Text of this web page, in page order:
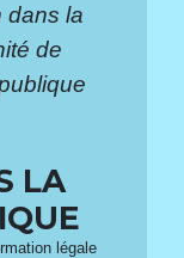
dans la
de
LA
légale